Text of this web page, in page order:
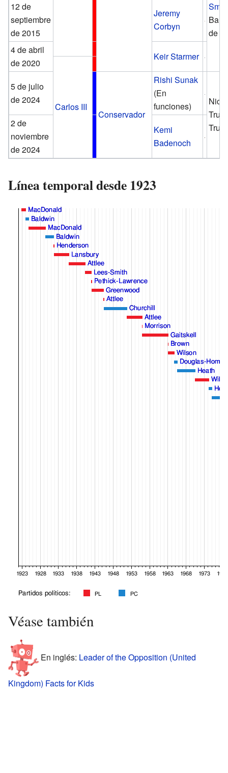
de
12 de
septiembre
de 2015
Jeremy
Corbyn
4 de abril
de 2020
Keir Starmer
Carlos III
5 de julio
de 2024
Conservador
Rishi Sunak
(En
funciones)
True
2 de
noviembre
de 2024
Kemi
Badenoch
Línea temporal desde 1923
Véase también
En inglés: Leader of the Opposition (United
Kingdom) Facts for Kids